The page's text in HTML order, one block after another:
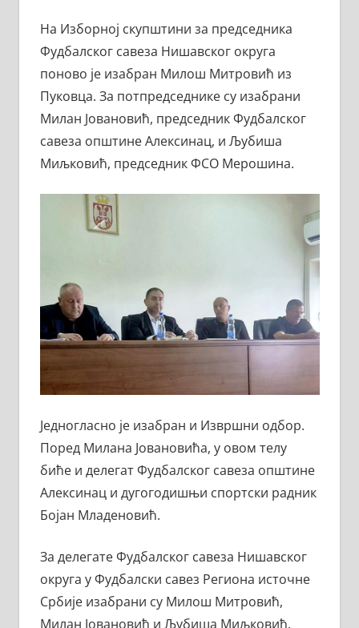
На Изборној скупштини за председника
Фудбалског савеза Нишавског округа
поново је изабран Милош Митровић из
Пуковца. За потпредседнике су изабрани
Милан Јовановић, председник Фудбалског
савеза општине Алексинац, и Љубиша
Миљковић, председник ФСО Мерошина.
Једногласно је изабран и Извршни одбор.
Поред Милана Јовановића, у овом телу
биће и делегат Фудбалског савеза општине
Алексинац и дугогодишњи спортски радник
Бојан Младеновић.
За делегате Фудбалског савеза Нишавског
округа у Фудбалски савез Региона источне
Србије изабрани су Милош Митровић,
Милан Јовановић и Љубиша Миљковић.